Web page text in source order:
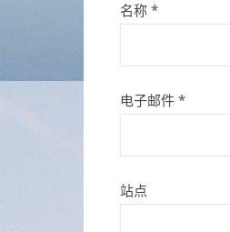
名称 *
电子邮件 *
站点